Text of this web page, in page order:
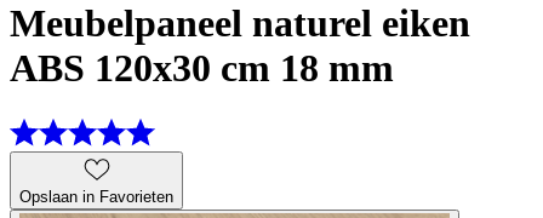
Meubelpaneel naturel eiken
ABS 120x30 cm 18 mm
Opslaan in Favorieten